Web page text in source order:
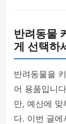
반려동물
게 선택하
반려동물을
어 용품입니
만, 예산에 맞
다. 이번 글에